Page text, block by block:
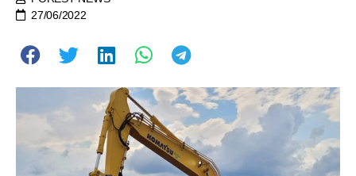
27/06/2022